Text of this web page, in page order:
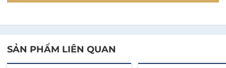
SẢN PHẨM LIÊN QUAN